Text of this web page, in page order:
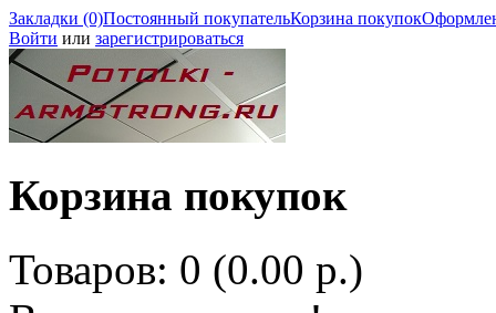
Закладки (0)Постоянный покупательКорзина покупок
Войти или зарегистрироваться
Корзина покупок
Товаров: 0 (0.00 р.)